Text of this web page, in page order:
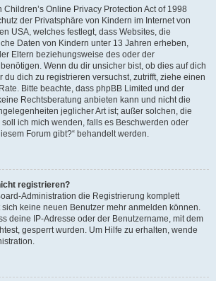
Online Privacy Protection Act of 1998
der Privatsphäre von Kindern im Internet von
USA, welches festlegt, dass Websites, die
Daten von Kindern unter 13 Jahren erheben,
Eltern beziehungsweise des oder der
Wenn du dir unsicher bist, ob dies auf dich
du dich zu registrieren versuchst, zutrifft, ziehe einen
Bitte beachte, dass phpBB Limited und der
Rechtsberatung anbieten kann und nicht die
jeglicher Art ist; außer solchen, die
soll ich mich wenden, falls es Beschwerden oder
Forum gibt?“ behandelt werden.
registrieren?
Administration die Registrierung komplett
keine neuen Benutzer mehr anmelden können.
deine IP-Adresse oder der Benutzername, mit dem
gesperrt wurden. Um Hilfe zu erhalten, wende